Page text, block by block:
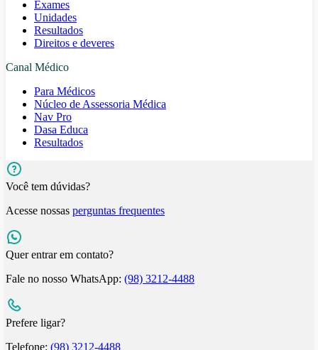
Exames
Unidades
Resultados
Direitos e deveres
Canal Médico
Para Médicos
Núcleo de Assessoria Médica
Nav Pro
Dasa Educa
Resultados
Você tem dúvidas?
Acesse nossas perguntas frequentes
Quer entrar em contato?
Fale no nosso WhatsApp: (98) 3212-4488
Prefere ligar?
Telefone: (98) 3212-4488